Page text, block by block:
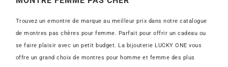
Trouvez un emontre de marque au meilleur prix dans notre catalogue
de montres pas chères pour femme. Parfait pour offrir un cadeau ou
se faire plaisir avec un petit budget. La bijouterie LUCKY ONE vous
offre un grand choix de montres pour homme et femme des plus